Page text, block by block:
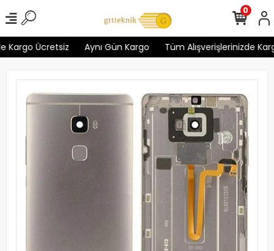
Ücretsiz Aynı Gün Kargo Tüm Alışverişlerinizde
0